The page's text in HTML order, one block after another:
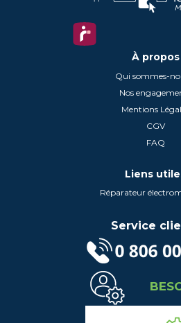
À propos
Qui sommes-
Nos
Mentions
CGV
FAQ
Liens
Réparateur
Service
(Service gratuit + prix d'un
Lundi au Vendredi de
Contactez-